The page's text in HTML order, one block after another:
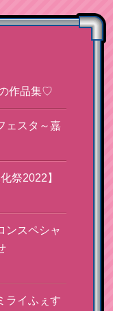
作品集♡
ェスタ～嘉
祭2022】
ンスペシャ
ライふぇす